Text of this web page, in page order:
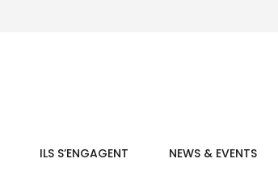
ILS S’ENGAGENT NEWS & EVENTS